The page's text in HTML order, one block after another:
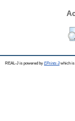
REAL-J is powered by EPrints 3which is